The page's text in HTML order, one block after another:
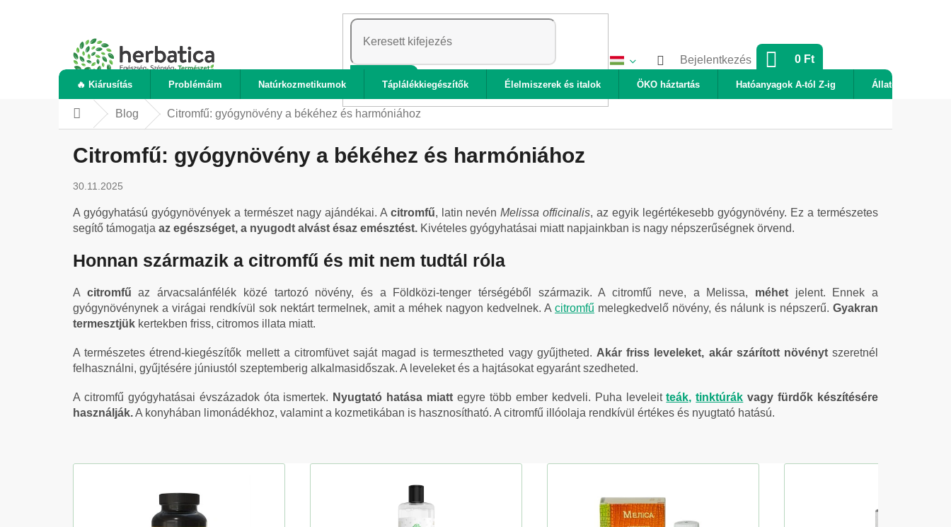
KERESÉS
Bejelentkezés KOSÁR
0 Ft
🔥 Kiárusítás Problémáim Natúrkozmetikumok Táplálékkiegészítők Élelmiszerek és italok ÖKO háztartás Hatóanyagok A-tól Z-ig Állatok
Kezdőlap
Blog Citromfű: gyógynövény a békéhez és harmóniához
Citromfű: gyógynövény a békéhez és harmóniához
30.11.2025
A gyógyhatású gyógynövények a természet nagy ajándékai. A citromfű, latin nevénMelissa officinalis, az egyik legértékesebb gyógynövény. Ez a természetes
segítő támogatja az egészséget, a nyugodt alvást ésaz emésztést. Kivételes gyógyhatásai miatt napjainkban is nagy népszerűségnek örvend.
Honnan származik a citromfű és mit nem tudtál róla
A citromfű az árvacsalánfélék közé tartozó növény, és a Földközi-tenger térségéből származik. A citromfű neve, a Melissa, méhetjelent. Ennek a
gyógynövénynek a virágai rendkívül sok nektárt termelnek, amit a méhek nagyon kedvelnek. A citromfű melegkedvelő növény, és nálunk is népszerű. Gyakran
termesztjük kertekben friss, citromos illata miatt.
A természetes étrend-kiegészítők mellett a citromfüvet saját magad is termesztheted vagy gyűjtheted. Akár friss leveleket, akár szárított növénytszeretnél
felhasználni, gyűjtésére júniustól szeptemberig alkalmasidőszak. A leveleket és a hajtásokat egyaránt szedheted.
A citromfű gyógyhatásai évszázadok óta ismertek. Nyugtató hatása miatt egyre több ember kedveli. Puha leveleitteák, tinktúrák vagy fürdők készítésére
használják.A konyhában limonádékhoz, valamint a kozmetikában is hasznosítható. A citromfű illóolaja rendkívül értékes és nyugtató hatású.